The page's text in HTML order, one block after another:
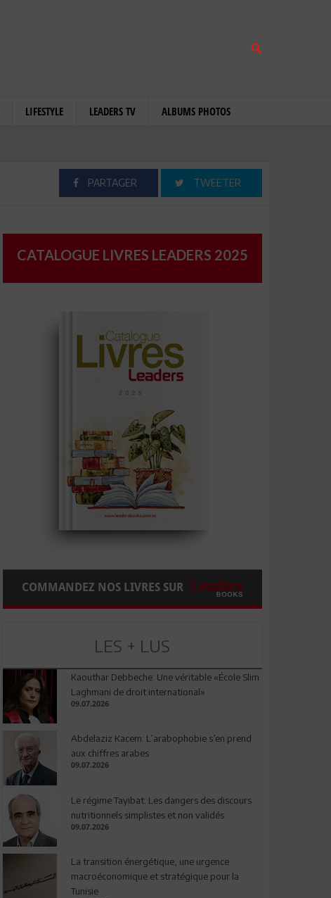
LIFESTYLE LEADERS TV ALBUMS PHOTOS
PARTAGER TWEETER
CATALOGUE LIVRES LEADERS 2025
COMMANDEZ NOS LIVRES SUR
LES + LUS
Kaouthar Debbeche: Une véritable «École Slim
Laghmani de droit international»
09.07.2026
Abdelaziz Kacem: L’arabophobie s’en prend
aux chiffres arabes
09.07.2026
Le régime Tayibat: Les dangers des discours
nutritionnels simplistes et non validés
09.07.2026
La transition énergétique, une urgence
macroéconomique et stratégique pour la
Tunisie